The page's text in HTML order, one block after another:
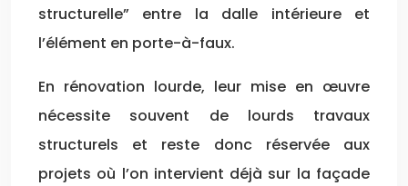
structurelle” entre la dalle intérieure et
l’élément en porte-à-faux.
En rénovation lourde, leur mise en œuvre
nécessite souvent de lourds travaux
structurels et reste donc réservée aux
projets où l’on intervient déjà sur la façade